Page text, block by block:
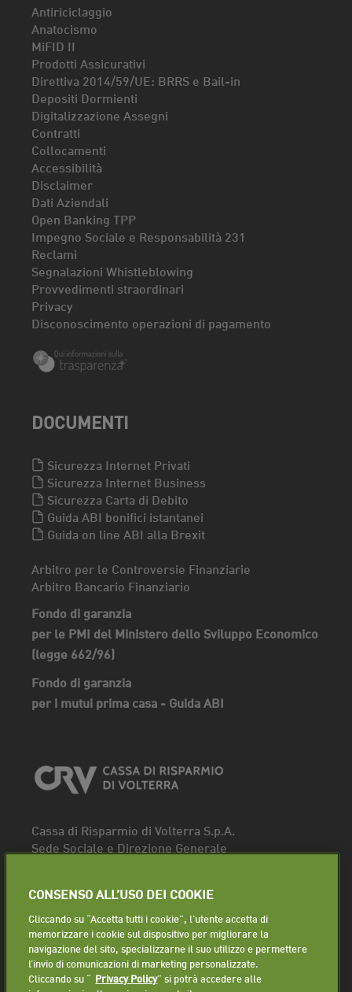
Antiriciclaggio
Anatocismo
MiFID II
Prodotti Assicurativi
Direttiva 2014/59/UE: BRRS e Bail-in
Depositi Dormienti
Digitalizzazione Assegni
Contratti
Collocamenti
Accessibilità
Disclaimer
Dati Aziendali
Open Banking TPP
Impegno Sociale e Responsabilità 231
Reclami
Segnalazioni Whistleblowing
Provvedimenti straordinari
Privacy
Disconoscimento operazioni di pagamento
DOCUMENTI
Sicurezza Internet Privati
Sicurezza Internet Business
Sicurezza Carta di Debito
Guida ABI bonifici istantanei
Guida on line ABI alla Brexit
Arbitro per le Controversie Finanziarie
Arbitro Bancario Finanziario
Fondo di garanzia
per le PMI del Ministero dello Sviluppo Economico
(legge 662/96)
Fondo di garanzia
per i mutui prima casa - Guida ABI
Cassa di Risparmio di Volterra S.p.A.
Sede Sociale e Direzione Generale
Fax. 0588 86940
Segui la pagina
Lavora con noi
CONSENSO ALL’USO DEI COOKIE
Cliccando su “Accetta tutti i cookie”, l'utente accetta di
memorizzare i cookie sul dispositivo per migliorare la
navigazione del sito, specializzarne il suo utilizzo e permettere
l’invio di comunicazioni di marketing personalizzate.
Cliccando su “ Privacy Policy” si potrà accedere alle